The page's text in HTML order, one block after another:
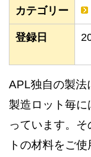
カテゴリー
登録日
APL独自の製法
製造ロット毎
っています。
トの材料をご